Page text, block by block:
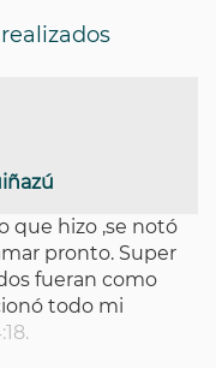
que hizo ,se notó
pronto. Super
fueran como
todo mi